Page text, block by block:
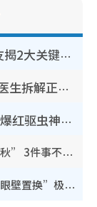
装修拆铁闸随时变贼人目标？网友揭2大关键用途：装新款等于白装？附新旧铁闸分别
网传公立医院改用内地/副厂药？医生拆解正副厂分别，揭4类人换药随时出事
怕虫人士夏季救星！日本3COINS爆红驱虫神器$45起 1招“全程免触碰”轻松搞定小强
立秋2026｜8月7日立秋进入“多事之秋” 3件事不可做！专家教6招开运 清杂物／钱包纳气接好运
台风白海豚料周日袭浙江！经历5次“眼壁置换”极罕见 成登陆内地最长途台风